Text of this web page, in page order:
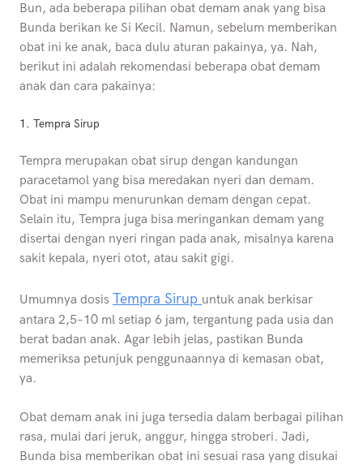
Bun, ada beberapa pilihan obat demam anak yang bisa
Bunda berikan ke Si Kecil. Namun, sebelum memberikan
obat ini ke anak, baca dulu aturan pakainya, ya. Nah,
berikut ini adalah rekomendasi beberapa obat demam
anak dan cara pakainya:
1. Tempra Sirup
Tempra merupakan obat sirup dengan kandungan
paracetamol yang bisa meredakan nyeri dan demam.
Obat ini mampu menurunkan demam dengan cepat.
Selain itu, Tempra juga bisa meringankan demam yang
disertai dengan nyeri ringan pada anak, misalnya karena
sakit kepala, nyeri otot, atau sakit gigi.
Umumnya dosis Tempra Sirup untuk anak berkisar
antara 2,5–10 ml setiap 6 jam, tergantung pada usia dan
berat badan anak. Agar lebih jelas, pastikan Bunda
memeriksa petunjuk penggunaannya di kemasan obat,
ya.
Obat demam anak ini juga tersedia dalam berbagai pilihan
rasa, mulai dari jeruk, anggur, hingga stroberi. Jadi,
Bunda bisa memberikan obat ini sesuai rasa yang disukai